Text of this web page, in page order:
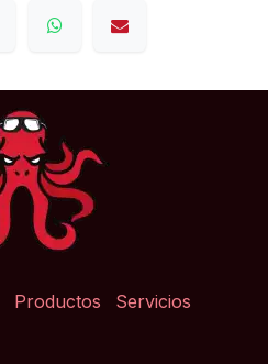
Productos
Servicios